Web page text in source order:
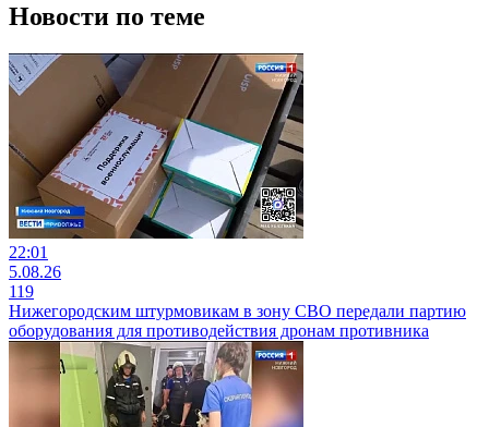
Новости по теме
22:01
5.08.26
119
Нижегородским штурмовикам в зону СВО передали партию
оборудования для противодействия дронам противника